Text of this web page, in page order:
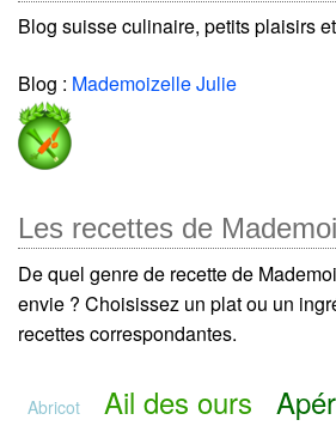
Blog suisse culinaire, petits plaisirs
Blog : Mademoizelle Julie
Les recettes de
De quel genre de recette de
envie ? Choisissez un plat ou un
recettes correspondantes.
Abricot Ail des ours